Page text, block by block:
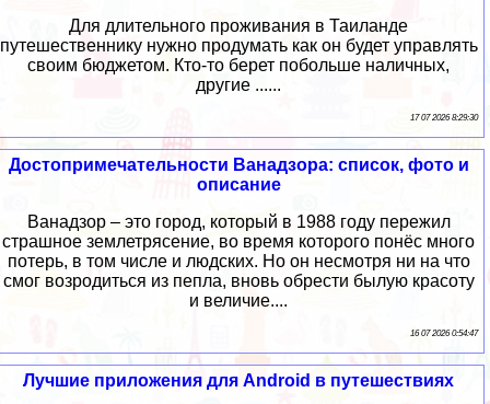
Для длительного проживания в Таиланде
путешественнику нужно продумать как он будет управлять
своим бюджетом. Кто-то берет побольше наличных,
другие ......
17 07 2026 8:29:30
Достопримечательности Ванадзора: список, фото и
описание
Ванадзор – это город, который в 1988 году пережил
страшное землетрясение, во время которого понёс много
потерь, в том числе и людских. Но он несмотря ни на что
смог возродиться из пепла, вновь обрести былую красоту
и величие....
16 07 2026 0:54:47
Лучшие приложения для Android в путешествиях